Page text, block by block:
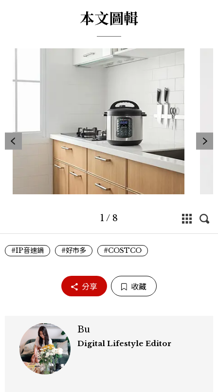
本文圖輯
1 / 8
#IP音速鍋 #好市多 #COSTCO
分享 收藏
Bu
Digital Lifestyle Editor